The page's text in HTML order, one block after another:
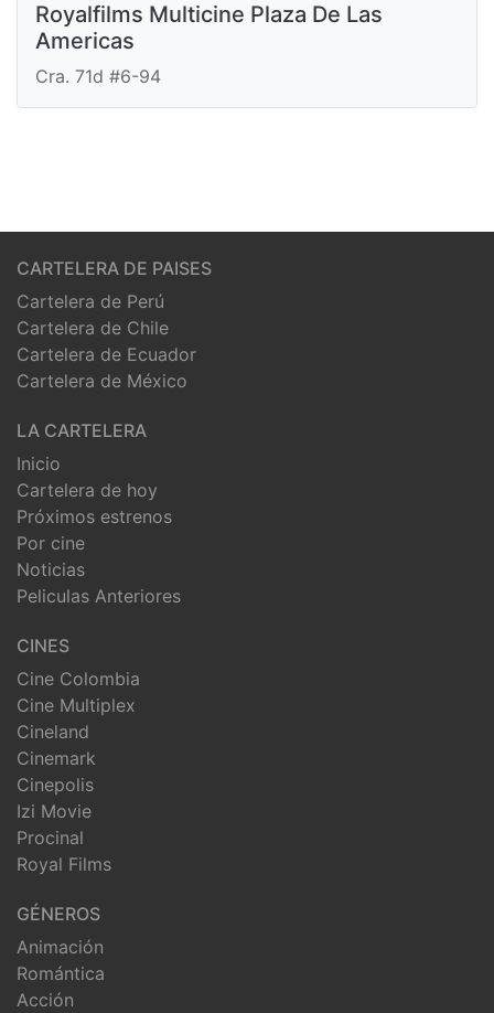
Royalfilms Multicine Plaza De Las
Americas
Cra. 71d #6-94
CARTELERA DE PAISES
Cartelera de Perú
Cartelera de Chile
Cartelera de Ecuador
Cartelera de México
LA CARTELERA
Inicio
Cartelera de hoy
Próximos estrenos
Por cine
Noticias
Peliculas Anteriores
CINES
Cine Colombia
Cine Multiplex
Cineland
Cinemark
Cinepolis
Izi Movie
Procinal
Royal Films
GÉNEROS
Animación
Romántica
Acción